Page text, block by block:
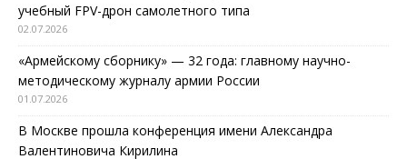
учебный FPV-дрон самолетного типа
02.07.2026
«Армейскому сборнику» — 32 года: главному научно-
методическому журналу армии России
01.07.2026
В Москве прошла конференция имени Александра
Валентиновича Кирилина